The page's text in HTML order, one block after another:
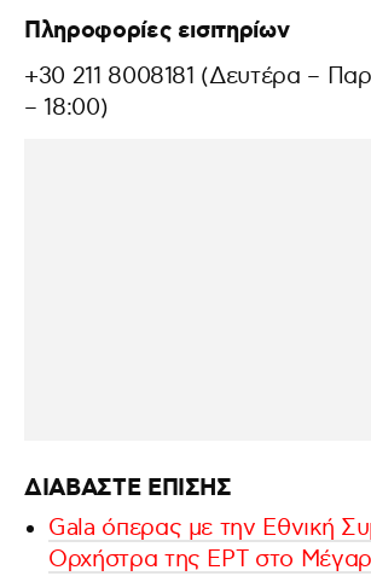
Πληροφορίες εισιτηρίων
+30 211 8008181 (Δευτέρα –
– 18:00)
ΔΙΑΒΑΣΤΕ ΕΠΙΣΗΣ
Gala όπερας με την Εθνική
Ορχήστρα της ΕΡΤ στο